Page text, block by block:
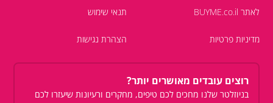
לאתר BUYME.co.il תנאי שימוש
מדיניות פרטיות הצהרת נגישות
רוצים עובדים מאושרים יותר?
בניוזלטר שלנו מחכים לכם טיפים, מחקרים ורעיונות שיעזרו לכם